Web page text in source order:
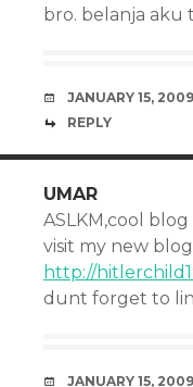
bro. belanja aku
JANUARY 15,
REPLY
UMAR
ASLKM,cool
visit my new
http://
dunt forget to
JANUARY 15,